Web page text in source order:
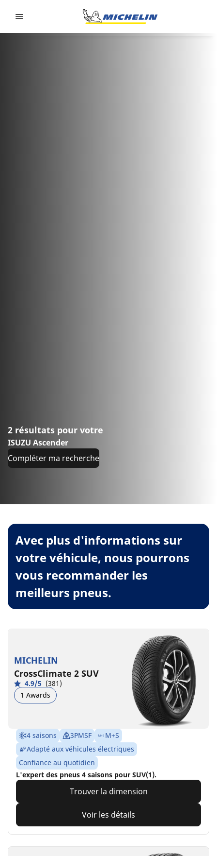
2 résultats pour votre
ISUZU Ascender
Compléter ma recherche
Avec plus d'informations sur
votre véhicule, nous pourrons
vous recommander les
meilleurs pneus.
MICHELIN
CrossClimate 2 SUV
4.9/5 (381)
1 Awards
4 saisons 3PMSF
M+S
Adapté aux véhicules électriques
Confiance au quotidien
L'expert des pneus 4 saisons pour SUV(1).
Trouver la dimension
Voir les détails